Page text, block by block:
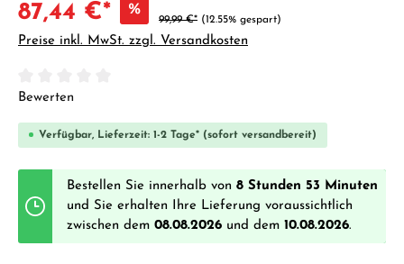
87,44 €* %
99,99 €* (12.55% gespart)
Preise inkl. MwSt. zzgl. Versandkosten
Durchschnittliche Bewertung von 0 von 5 Sternen
Bewerten
Verfügbar, Lieferzeit: 1-2 Tage* (sofort versandbereit)
Bestellen Sie innerhalb von 8 Stunden 53 Minuten
und Sie erhalten Ihre Lieferung voraussichtlich
zwischen dem 08.08.2026 und dem 10.08.2026.